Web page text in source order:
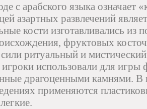
с арабского языка означает
азартных развлечений
кости изготавливались из
фруктовых
ритуальный и
использовали для
драгоценными камнями. В
применяются